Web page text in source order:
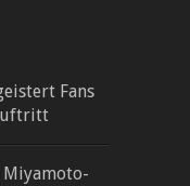
Fans
Miyamoto-